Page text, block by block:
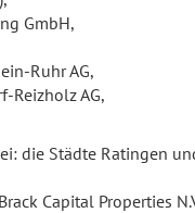
GmbH,
Ruhr AG,
Reizholz AG,
die Städte Ratingen
Capital Properties